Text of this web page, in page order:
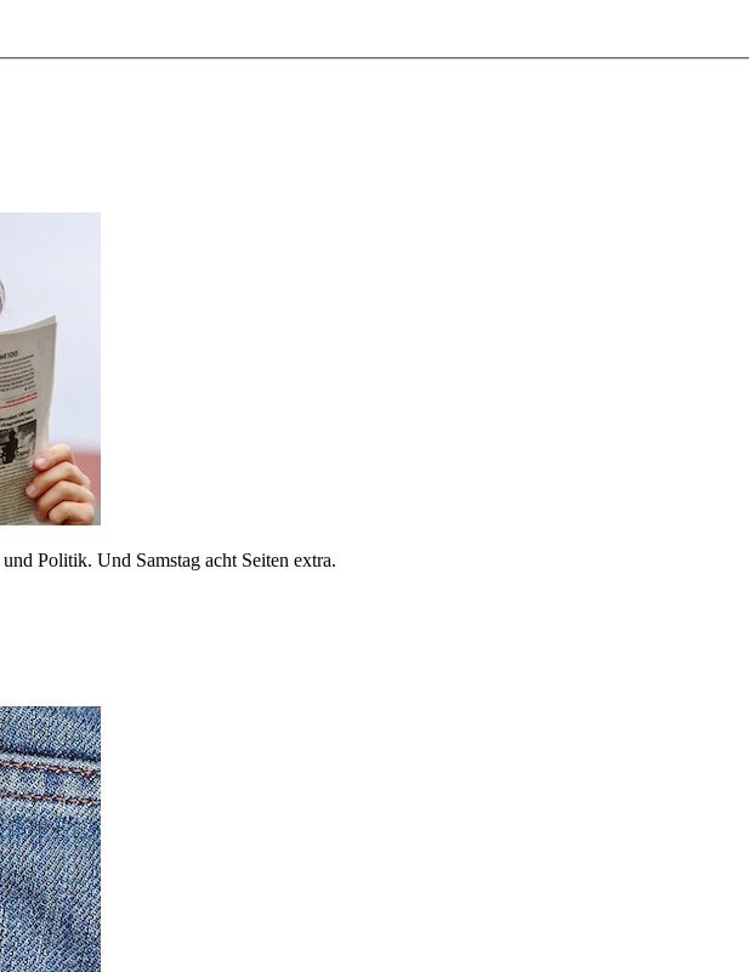
Politik. Und Samstag acht Seiten extra.